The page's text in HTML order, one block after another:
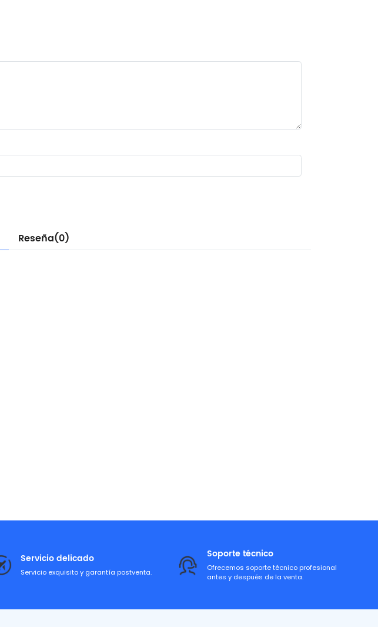
Reseña(0)
Servicio delicado
Servicio exquisito y garantía postventa.
Soporte técnico
Ofrecemos soporte técnico profesional
antes y después de la venta.